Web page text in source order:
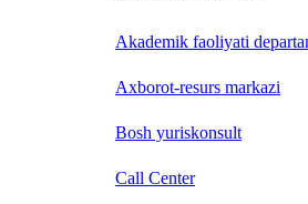
Akademik faoliyati
Axborot-resurs markazi
Bosh yuriskonsult
Call Center